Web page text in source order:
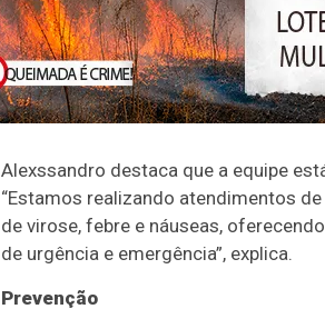
Alexssandro destaca que a equipe
“Estamos realizando atendimentos
de virose, febre e náuseas,
de urgência e emergência”, explica.
Prevenção